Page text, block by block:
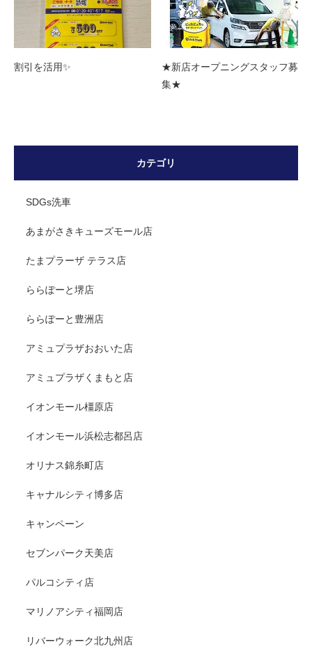
割引を活用✨
★新店オープニングスタッフ募
集★
カテゴリ
SDGs洗車
あまがさきキューズモール店
たまプラーザ テラス店
ららぽーと堺店
ららぽーと豊洲店
アミュプラザおおいた店
アミュプラザくまもと店
イオンモール橿原店
イオンモール浜松志都呂店
オリナス錦糸町店
キャナルシティ博多店
キャンペーン
セブンパーク天美店
パルコシティ店
マリノアシティ福岡店
リバーウォーク北九州店